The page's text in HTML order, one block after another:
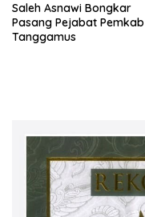
Saleh Asnawi Bongkar
Pasang Pejabat Pemkab
Tanggamus